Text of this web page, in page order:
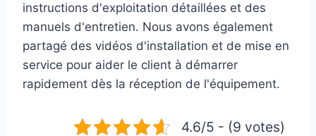
instructions d'exploitation détaillées et des
manuels d'entretien. Nous avons également
partagé des vidéos d'installation et de mise en
service pour aider le client à démarrer
rapidement dès la réception de l'équipement.
4.6/5 - (9 votes)